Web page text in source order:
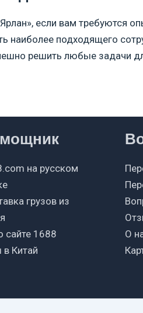
если вам требуются
наиболее подходящего
решить любые задачи
на русском
грузов из
сайте 1688
в Китай
О